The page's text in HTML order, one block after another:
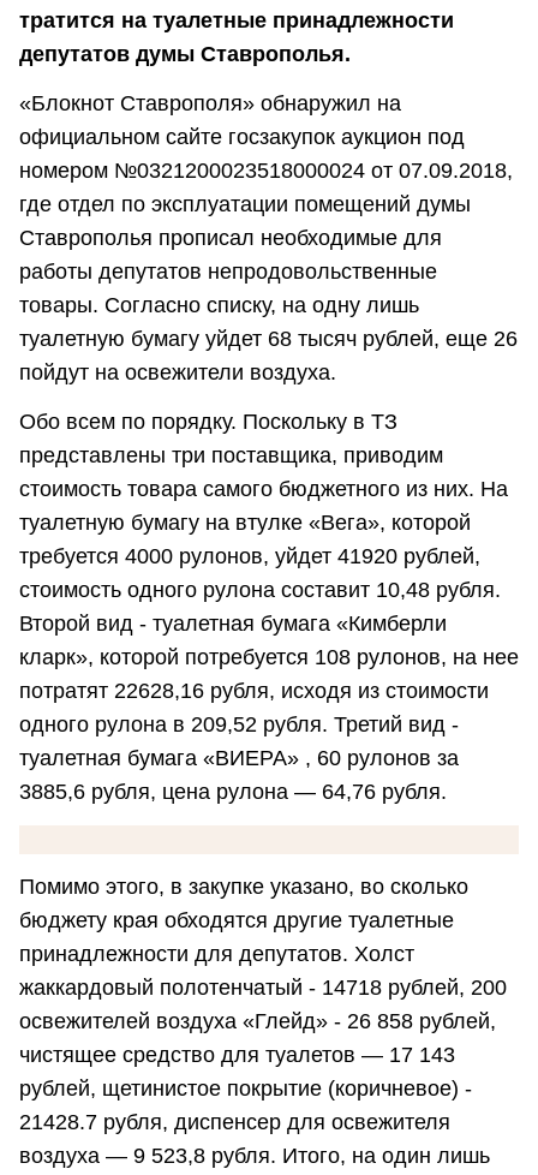
тратится на туалетные принадлежности
депутатов думы Ставрополья.
«Блокнот Ставрополя» обнаружил на
официальном сайте госзакупок аукцион под
номером №0321200023518000024 от 07.09.2018,
где отдел по эксплуатации помещений думы
Ставрополья прописал необходимые для
работы депутатов непродовольственные
товары. Согласно списку, на одну лишь
туалетную бумагу уйдет 68 тысяч рублей, еще 26
пойдут на освежители воздуха.
Обо всем по порядку. Поскольку в ТЗ
представлены три поставщика, приводим
стоимость товара самого бюджетного из них. На
туалетную бумагу на втулке «Вега», которой
требуется 4000 рулонов, уйдет 41920 рублей,
стоимость одного рулона составит 10,48 рубля.
Второй вид - туалетная бумага «Кимберли
кларк», которой потребуется 108 рулонов, на нее
потратят 22628,16 рубля, исходя из стоимости
одного рулона в 209,52 рубля. Третий вид -
туалетная бумага «ВИЕРА» , 60 рулонов за
3885,6 рубля, цена рулона — 64,76 рубля.
Помимо этого, в закупке указано, во сколько
бюджету края обходятся другие туалетные
принадлежности для депутатов. Холст
жаккардовый полотенчатый - 14718 рублей, 200
освежителей воздуха «Глейд» - 26 858 рублей,
чистящее средство для туалетов — 17 143
рублей, щетинистое покрытие (коричневое) -
21428.7 рубля, диспенсер для освежителя
воздуха — 9 523,8 рубля. Итого, на один лишь